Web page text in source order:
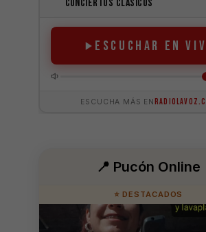
📍 Pucón Online
⭐ DESTACADOS